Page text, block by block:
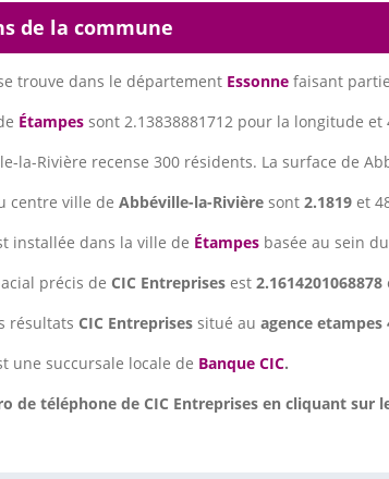
de la commune
trouve dans le département Essonne faisant
Étampes sont 2.13838881712 pour la longitude
la-Rivière recense 300 résidents. La surface de
centre ville de Abbéville-la-Rivière sont 2.1819 et
installée dans la ville de Étampes basée au sein
précis de CIC Entreprises est 2.1614201068878
résultats CIC Entreprises situé au agence etampes
une succursale locale de Banque CIC.
de téléphone de CIC Entreprises en cliquant